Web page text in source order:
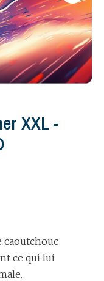
XXL -
caoutchouc
ce qui lui